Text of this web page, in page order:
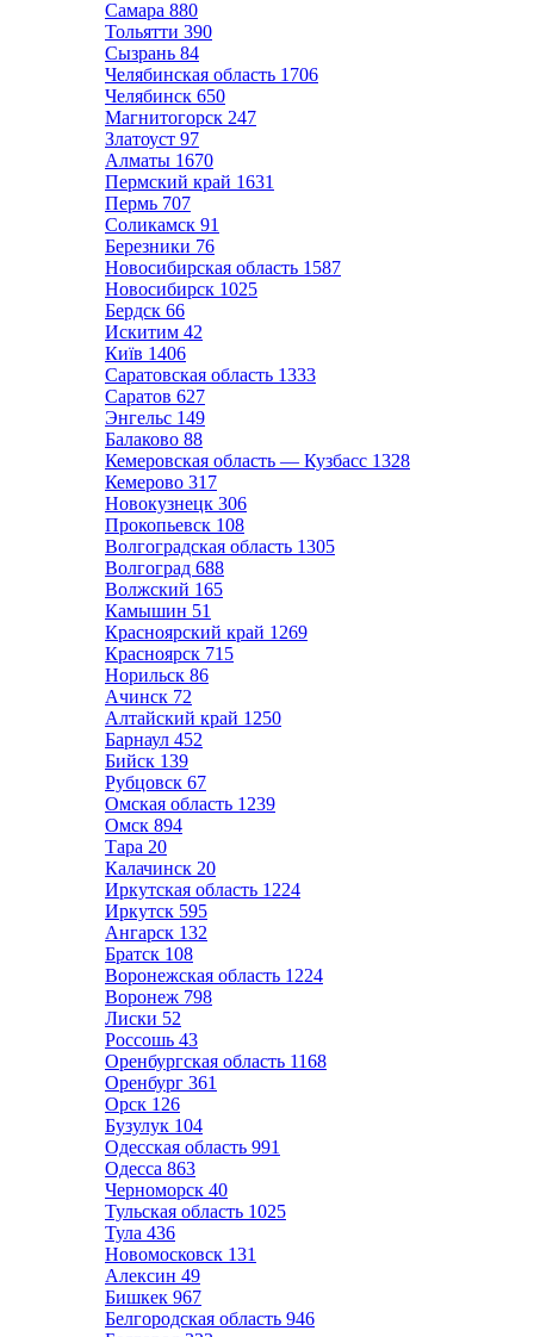
Самара 880
Тольятти 390
Сызрань 84
Челябинская область 1706
Челябинск 650
Магнитогорск 247
Златоуст 97
Алматы 1670
Пермский край 1631
Пермь 707
Соликамск 91
Березники 76
Новосибирская область 1587
Новосибирск 1025
Бердск 66
Искитим 42
Київ 1406
Саратовская область 1333
Саратов 627
Энгельс 149
Балаково 88
Кемеровская область — Кузбасс 1328
Кемерово 317
Новокузнецк 306
Прокопьевск 108
Волгоградская область 1305
Волгоград 688
Волжский 165
Камышин 51
Красноярский край 1269
Красноярск 715
Норильск 86
Ачинск 72
Алтайский край 1250
Барнаул 452
Бийск 139
Рубцовск 67
Омская область 1239
Омск 894
Тара 20
Калачинск 20
Иркутская область 1224
Иркутск 595
Ангарск 132
Братск 108
Воронежская область 1224
Воронеж 798
Лиски 52
Россошь 43
Оренбургская область 1168
Оренбург 361
Орск 126
Бузулук 104
Одесская область 991
Одесса 863
Черноморск 40
Тульская область 1025
Тула 436
Новомосковск 131
Алексин 49
Бишкек 967
Белгородская область 946